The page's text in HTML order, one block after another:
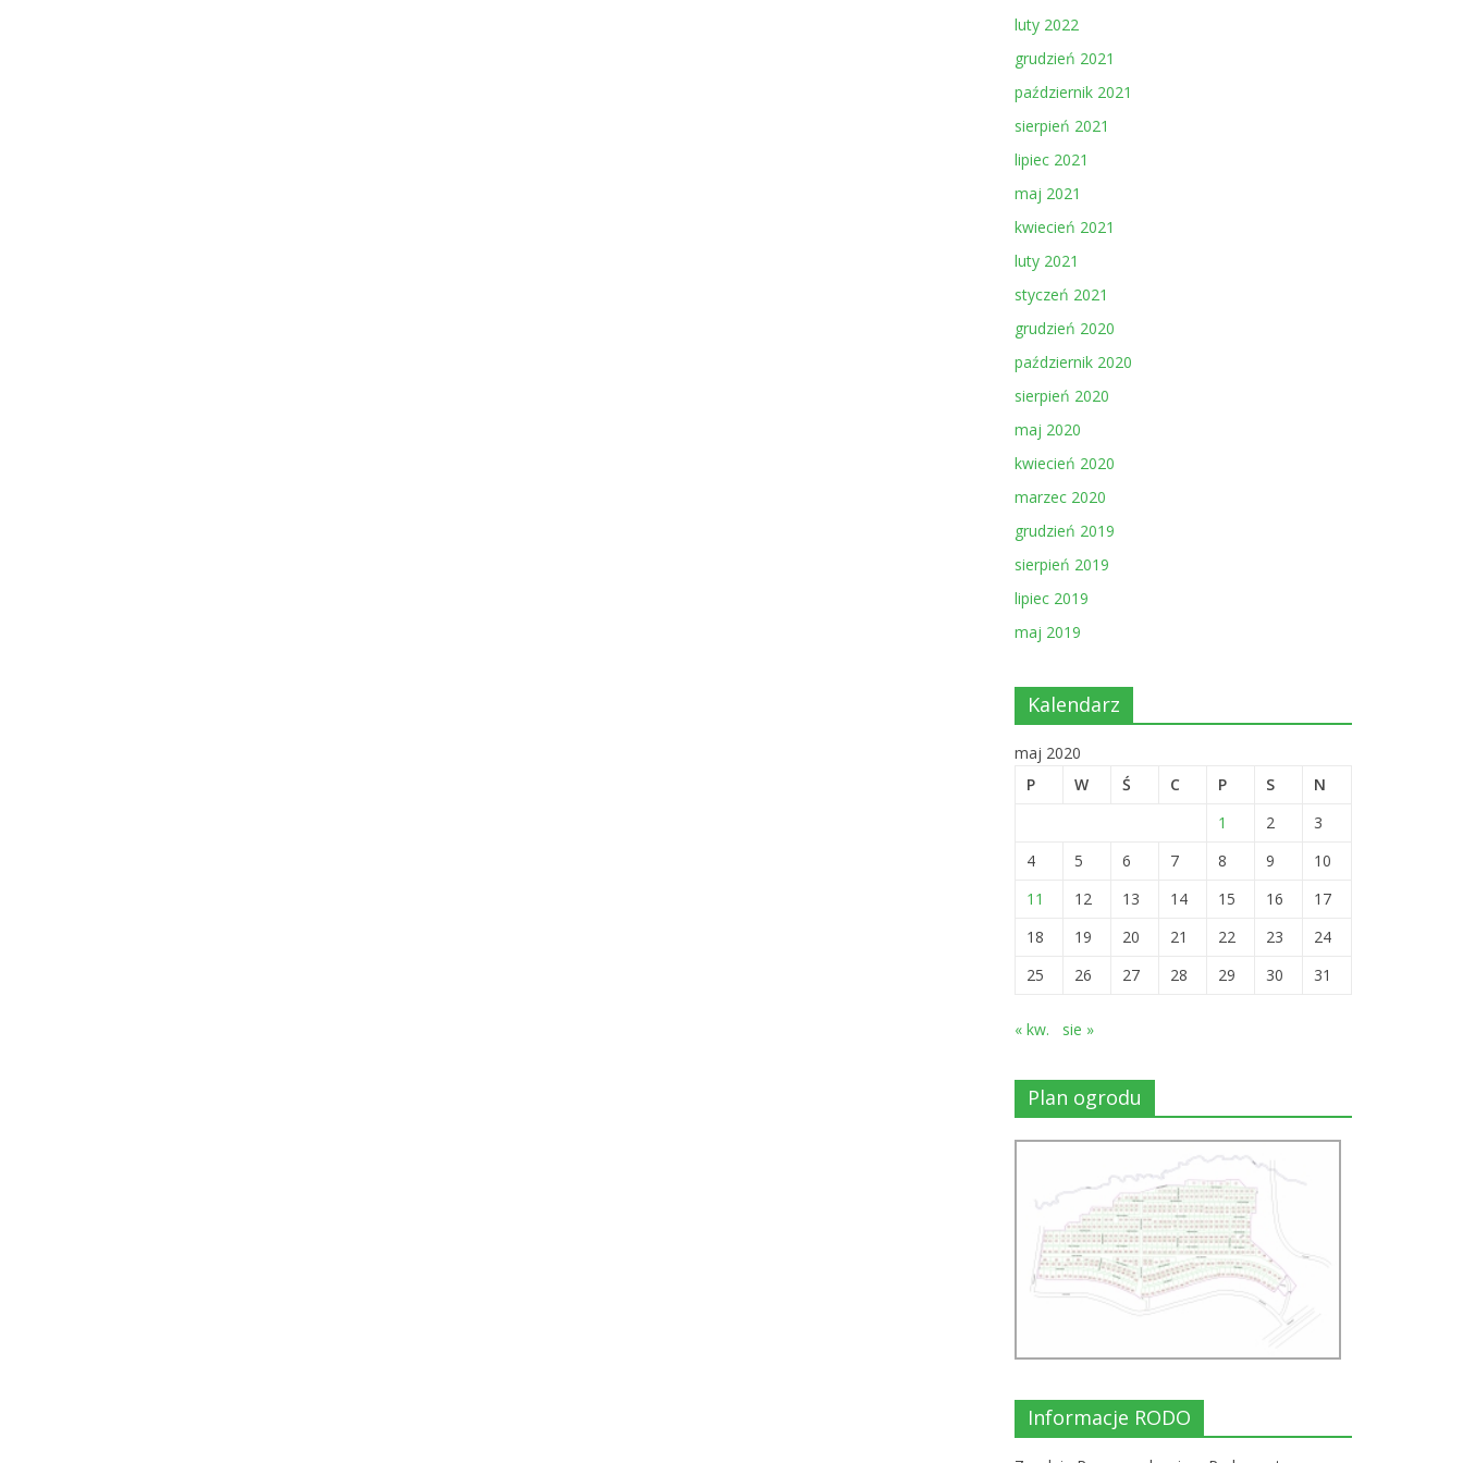
luty 2022
grudzień 2021
październik 2021
sierpień 2021
lipiec 2021
maj 2021
kwiecień 2021
luty 2021
styczeń 2021
grudzień 2020
październik 2020
sierpień 2020
maj 2020
kwiecień 2020
marzec 2020
grudzień 2019
sierpień 2019
lipiec 2019
maj 2019
Kalendarz
maj 2020
P
W Ś C P S
N
1
2
3
4
5 6 7 8 9
10
11
12 13 14 15 16
17
18
19 20 21 22 23
24
25
26 27 28 29 30 31
« kw. sie »
Plan ogrodu
Informacje RODO